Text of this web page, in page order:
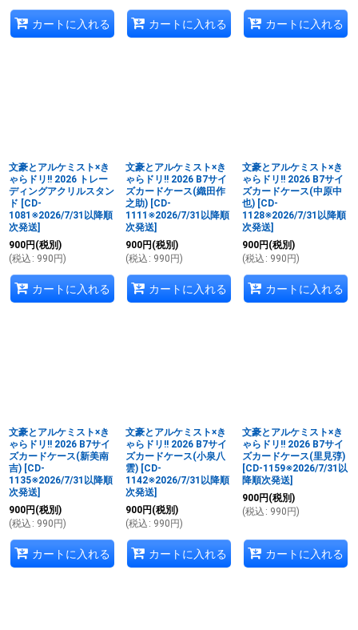
カートに入れる カートに入れる カートに入れる
文豪とアルケミスト×き
ゃらドリ!! 2026 トレー
ディングアクリルスタン
ド [CD-
1081※2026/7/31以降順
次発送]
900円 (税別)
(税込 : 990 円)
カートに入れる
文豪とアルケミスト×き
ゃらドリ!! 2026 B7サイ
ズカードケース(織田作
之助) [CD-
1111※2026/7/31以降順
次発送]
900円 (税別)
(税込 : 990 円)
カートに入れる
文豪とアルケミスト×き
ゃらドリ!! 2026 B7サイ
ズカードケース(中原中
也) [CD-
1128※2026/7/31以降順
次発送]
900円 (税別)
(税込 : 990 円)
カートに入れる
文豪とアルケミスト×き
ゃらドリ!! 2026 B7サイ
ズカードケース(新美南
吉) [CD-
1135※2026/7/31以降順
次発送]
900円 (税別)
(税込 : 990 円)
カートに入れる
文豪とアルケミスト×き
ゃらドリ!! 2026 B7サイ
ズカードケース(小泉八
雲) [CD-
1142※2026/7/31以降順
次発送]
900円 (税別)
(税込 : 990 円)
カートに入れる
文豪とアルケミスト×き
ゃらドリ!! 2026 B7サイ
ズカードケース(里見弴)
[CD-1159※2026/7/31以
降順次発送]
900円 (税別)
(税込 : 990 円)
カートに入れる